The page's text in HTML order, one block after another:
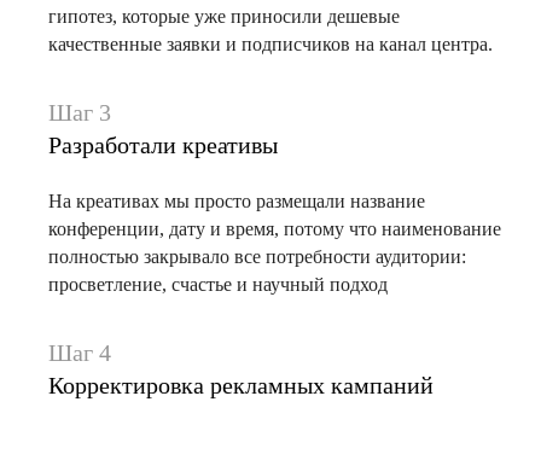
гипотез, которые уже приносили дешевые
качественные заявки и подписчиков на канал центра.
Шаг 3
Разработали креативы
На креативах мы просто размещали название
конференции, дату и время, потому что наименование
полностью закрывало все потребности аудитории:
просветление, счастье и научный подход
Шаг 4
Корректировка рекламных кампаний